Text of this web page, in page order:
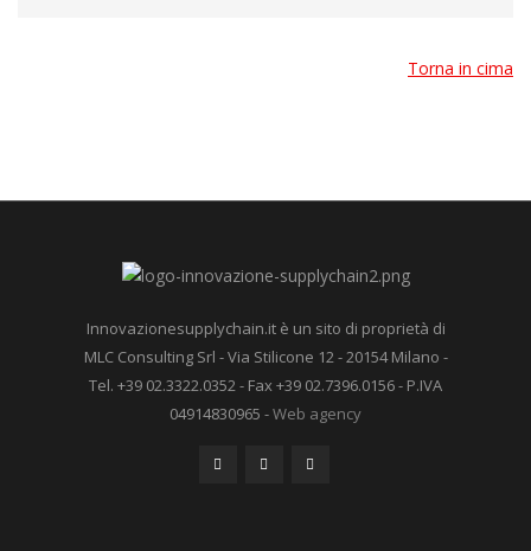
Torna in cima
Innovazionesupplychain.it è un sito di proprietà di
MLC Consulting Srl - Via Stilicone 12 - 20154 Milano -
Tel. +39 02.3322.0352 - Fax +39 02.7396.0156 - P.IVA
04914830965 -Web agency